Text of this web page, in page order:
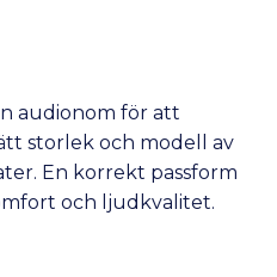
audionom för att
storlek och modell av
En korrekt passform
och ljudkvalitet.